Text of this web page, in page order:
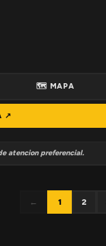
🗺 MAPA
↗
atencion preferencial.
← 1 2